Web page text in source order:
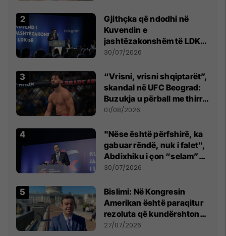
Gjithçka që ndodhi në
Kuvendin e
jashtëzakonshëm të LDK-
së
30/07/2026
“Vrisni, vrisni shqiptarët”,
skandal në UFC Beograd:
Buzukja u përball me thirrje
anti-shqiptare nga
01/08/2026
"Nëse është përfshirë, ka
gabuar rëndë, nuk i falet",
Abdixhiku i çon “selam”
Përparim Ramës
30/07/2026
Bislimi: Në Kongresin
Amerikan është paraqitur
rezoluta që kundërshton
mbajtjen e Asamblesë
27/07/2026